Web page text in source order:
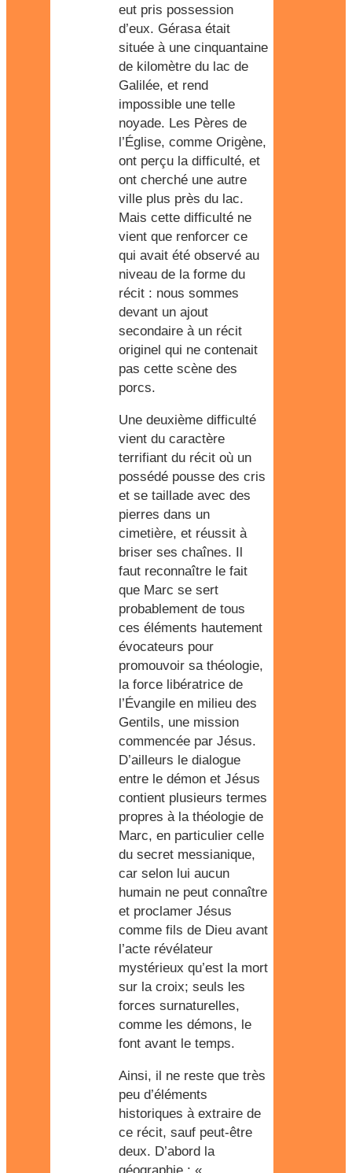
eut pris possession
d’eux. Gérasa était
située à une cinquantaine
de kilomètre du lac de
Galilée, et rend
impossible une telle
noyade. Les Pères de
l’Église, comme Origène,
ont perçu la difficulté, et
ont cherché une autre
ville plus près du lac.
Mais cette difficulté ne
vient que renforcer ce
qui avait été observé au
niveau de la forme du
récit : nous sommes
devant un ajout
secondaire à un récit
originel qui ne contenait
pas cette scène des
porcs.
Une deuxième difficulté
vient du caractère
terrifiant du récit où un
possédé pousse des cris
et se taillade avec des
pierres dans un
cimetière, et réussit à
briser ses chaînes. Il
faut reconnaître le fait
que Marc se sert
probablement de tous
ces éléments hautement
évocateurs pour
promouvoir sa théologie,
la force libératrice de
l’Évangile en milieu des
Gentils, une mission
commencée par Jésus.
D’ailleurs le dialogue
entre le démon et Jésus
contient plusieurs termes
propres à la théologie de
Marc, en particulier celle
du secret messianique,
car selon lui aucun
humain ne peut connaître
et proclamer Jésus
comme fils de Dieu avant
l’acte révélateur
mystérieux qu’est la mort
sur la croix; seuls les
forces surnaturelles,
comme les démons, le
font avant le temps.
Ainsi, il ne reste que très
peu d’éléments
historiques à extraire de
ce récit, sauf peut-être
deux. D’abord la